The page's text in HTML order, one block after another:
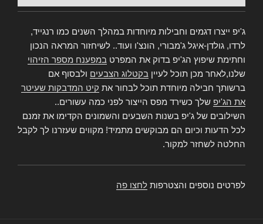
ג'יפ ייצרו דגמים וחבילות מיוחדות במהלך השנים כמו רנגייד,
לרדו, גולדן-איגל ג'מבורי, הונצ'ו ועוד.. לשיחזור המראה הנכון
וחתימת שיפוץ הג'יפ בדוק את המפרט במפענח מספר הזיהוי
שלנו,לאחר מכן תוכל לעיין בקטלוג הצבעים ולבסוף אם
ברשותך חבילה מיוחדת תוכל לבחור את קיט המדבקות שעיטר
את הג'יפ שלך כשירד מפס הייצור לפני כמה עשורים..
השילובים של ג'יפ בשנות השבעים והשמונים הקדימו את זמנם
לכל הדעות וכיום הם מבוקשים מתמיד! מקווים שעזרנו לך לקבל
החלטה לשחזר למקור.
לפרטים נוספים והצטרפות לחצו פה